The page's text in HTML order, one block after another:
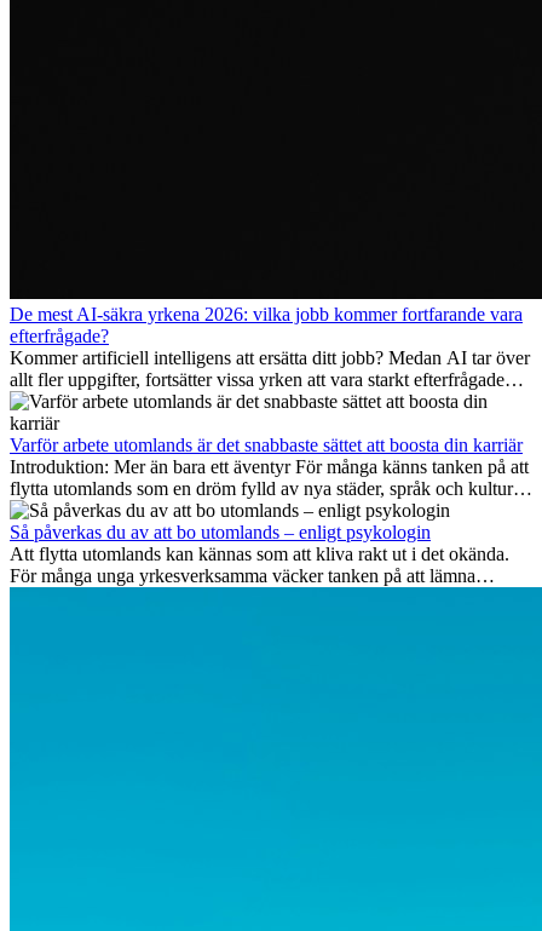
De mest AI-säkra yrkena 2026: vilka jobb kommer fortfarande vara
efterfrågade?
Kommer artificiell intelligens att ersätta ditt jobb? Medan AI tar över
allt fler uppgifter, fortsätter vissa yrken att vara starkt efterfrågade
även 2026. I den här artikeln går vi igenom vilka yrken som anses
vara mest framtidssäkra, vilka kompetenser som kommer att vara
viktiga på lång sikt och varför många av dessa jobb även erbjuder
attraktiva karriärmöjligheter utomlands.
Varför arbete utomlands är det snabbaste sättet att boosta din karriär
Introduktion: Mer än bara ett äventyr För många känns tanken på att
flytta utomlands som en dröm fylld av nya städer, språk och kulturer.
Men bortom äventyrets...
Så påverkas du av att bo utomlands – enligt psykologin
Att flytta utomlands kan kännas som att kliva rakt ut i det okända.
För många unga yrkesverksamma väcker tanken på att lämna